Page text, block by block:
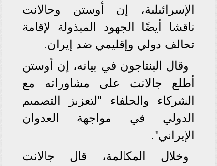
الإسرائيلية، إن أوستن وجالانت
ناقشا أيضًا الجهود المبذولة لإقامة
تحالف دولي وإقليمي ضد إيران.
وقال البنتاجون في بيانه، إن أوستن
أطلع جالانت على مشاوراته مع
الشركاء والحلفاء "لتعزيز التصميم
الدولي في مواجهة العدوان
الإيراني".
وخلال المكالمة، قال جالانت